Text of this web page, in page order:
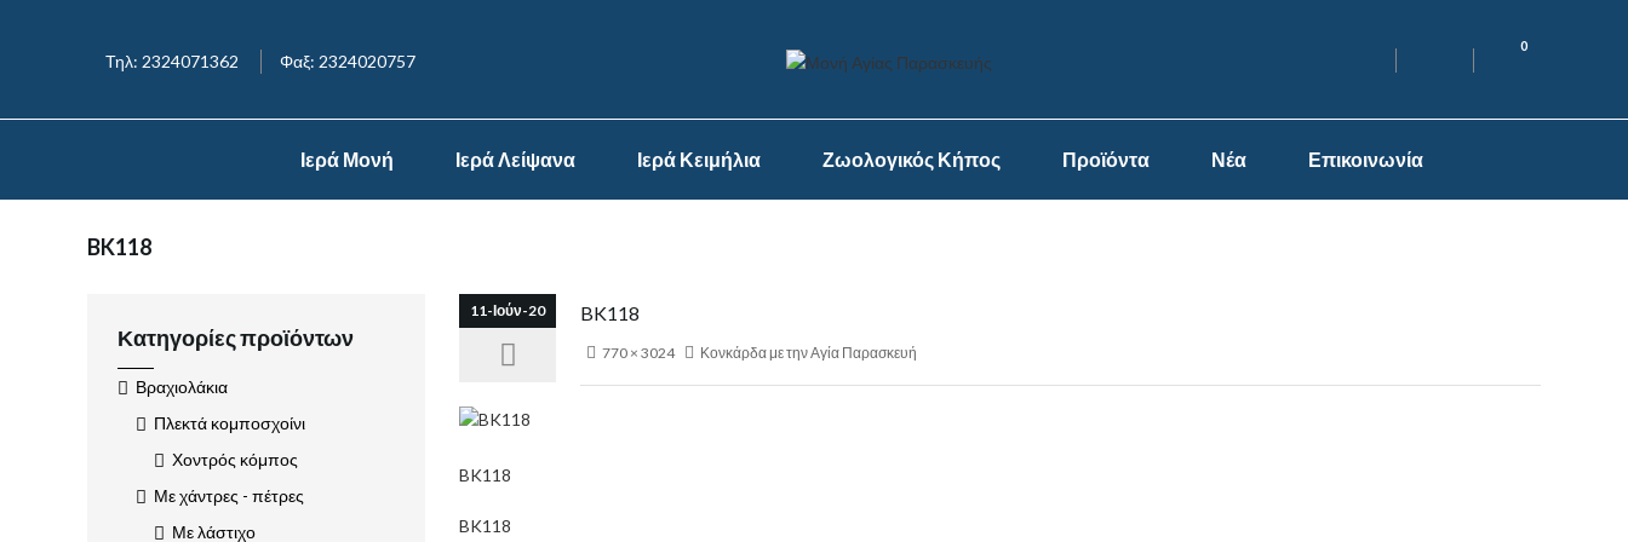
Τηλ: 2324071362 Φαξ: 2324020757
0
Ιερά Μονή Ιερά Λείψανα Ιερά Κειμήλια Ζωολογικός Κήπος Προϊόντα Νέα Επικοινωνία
BK118
11-Ιούν-20 BK118
770 × 3024 Κονκάρδα με την Αγία Παρασκευή
BK118
BK118
Κατηγορίες προϊόντων
Βραχιολάκια
Πλεκτά κομποσχοίνι
Χοντρός κόμπος
Με χάντρες - πέτρες
Με λάστιχο